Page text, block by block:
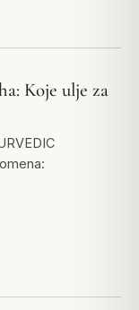
Koje ulje za